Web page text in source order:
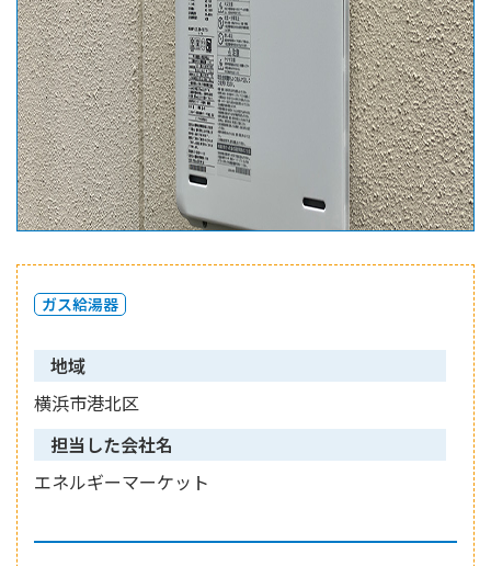
ガス給湯器
地域
横浜市港北区
担当した会社名
エネルギーマーケット